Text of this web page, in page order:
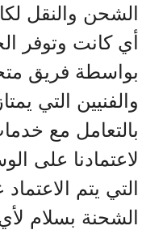
الشحن والنقل
أي كانت وتوفر
بواسطة فريق
والفنيين التي
بالتعامل مع
لاعتمادنا على
التي يتم
الشحنة بسلام